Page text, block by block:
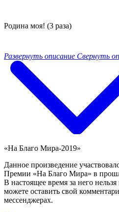
Родина моя! (3 раза)
Развернуть описание Свернуть
«На Благо Мира-2019»
Данное произведение
Премии «На Благо Мира» в
В настоящее время за него
можете оставить свой
мессенджерах.